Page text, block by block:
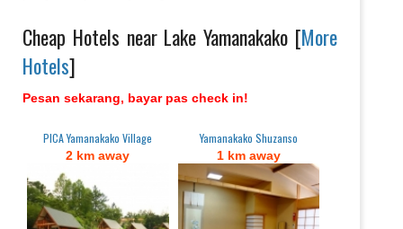
Cheap Hotels near Lake Yamanakako [More
Hotels]
Pesan sekarang, bayar pas check in!
PICA Yamanakako Village
2 km away
Yamanakako Shuzanso
1 km away